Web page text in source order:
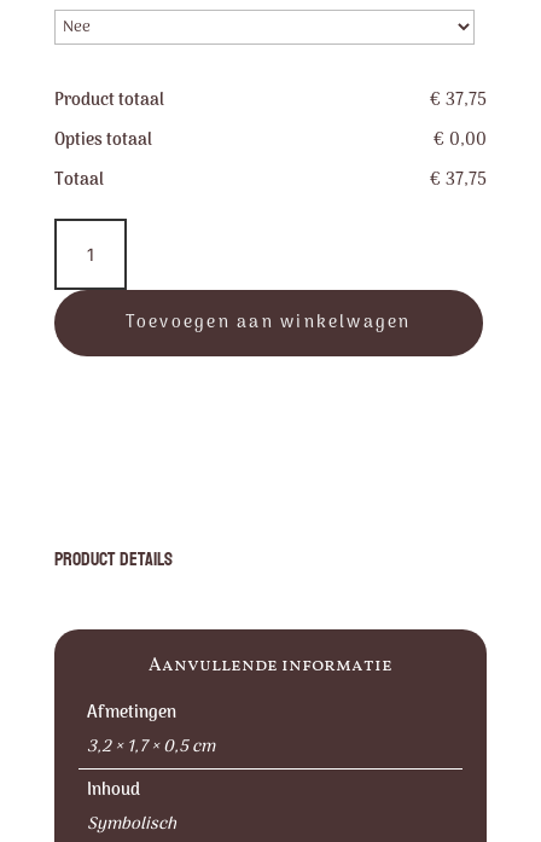
Product totaal
€ 37,75
Opties totaal
€ 0,00
Totaal
€ 37,75
RVS
Gedragen
aantal
Toevoegen aan winkelwagen
Product Details
Aanvullende informatie
Afmetingen
3,2 × 1,7 × 0,5 cm
Inhoud
Symbolisch